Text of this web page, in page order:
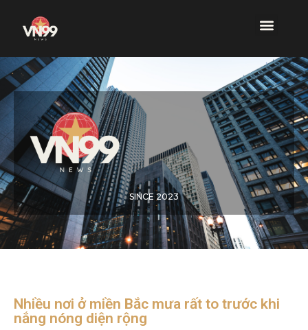
SINCE 2023
Nhiều nơi ở miền Bắc mưa rất to trước khi
nắng nóng diện rộng